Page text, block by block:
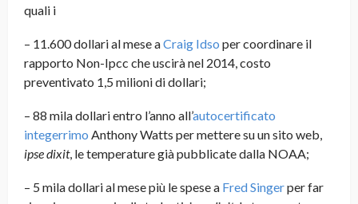
quali i
– 11.600 dollari al mese aCraig Idso per coordinare il
rapporto Non-Ipcc che uscirà nel 2014, costo
preventivato 1,5 milioni di dollari;
– 88 mila dollari entro l’anno all’autocertificato
integerrimo Anthony Watts per mettere su un sito web,
ipse dixit, le temperature già pubblicate dalla NOAA;
– 5 mila dollari al mese più le spese a Fred Singerper far